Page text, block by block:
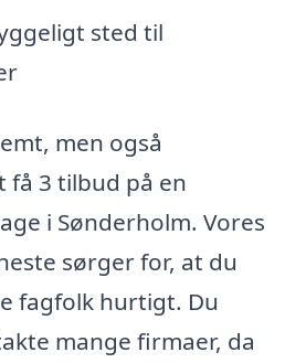
sted til
men også
få 3 tilbud på en
i Sønderholm. Vores
sørger for, at du
fagfolk hurtigt. Du
mange firmaer, da